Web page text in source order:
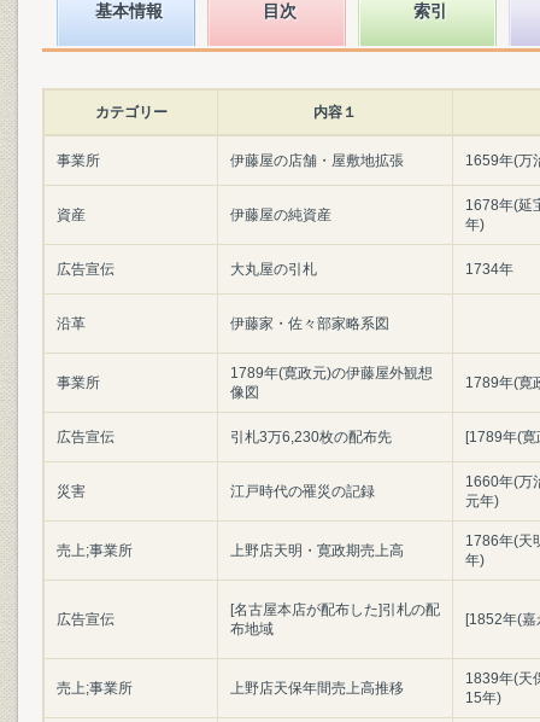
基本情報 目次 索引
カテゴリー 内容１
事業所 伊藤屋の店舗・屋敷地拡張 1659年(万
資産 伊藤屋の純資産
1678年(延
年)
広告宣伝 大丸屋の引札 1734年
沿革 伊藤家・佐々部家略系図
事業所
1789年(寛政元)の伊藤屋外観想
像図
1789年(寛
広告宣伝 引札3万6,230枚の配布先 [1789年(
災害 江戸時代の罹災の記録
1660年(万
元年)
売上;事業所 上野店天明・寛政期売上高
1786年(天
年)
広告宣伝
[名古屋本店が配布した]引札の配
布地域
[1852年(
売上;事業所 上野店天保年間売上高推移
1839年(天
15年)